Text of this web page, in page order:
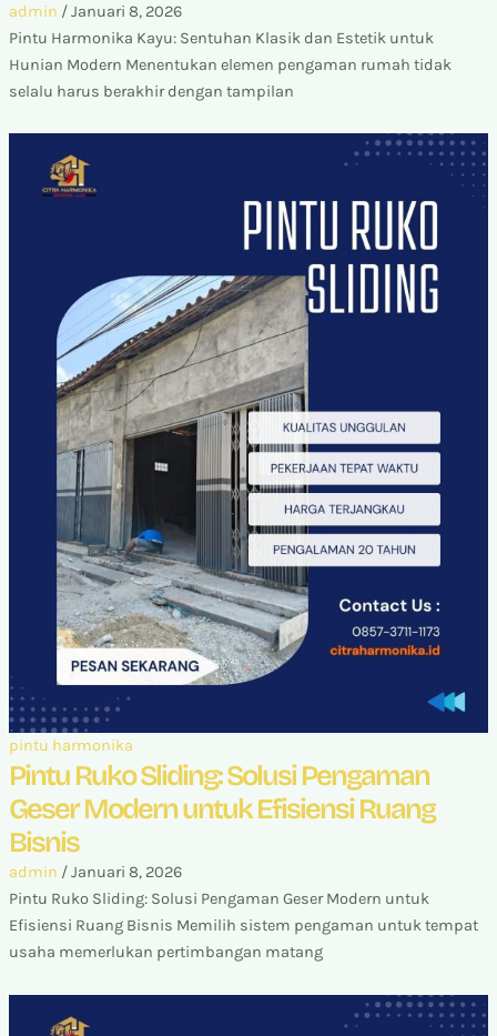
admin /Januari 8, 2026
Pintu Harmonika Kayu: Sentuhan Klasik dan Estetik untuk
Hunian Modern Menentukan elemen pengaman rumah tidak
selalu harus berakhir dengan tampilan
pintu harmonika
Pintu Ruko Sliding: Solusi Pengaman
Geser Modern untuk Efisiensi Ruang
Bisnis
admin /Januari 8, 2026
Pintu Ruko Sliding: Solusi Pengaman Geser Modern untuk
Efisiensi Ruang Bisnis Memilih sistem pengaman untuk tempat
usaha memerlukan pertimbangan matang